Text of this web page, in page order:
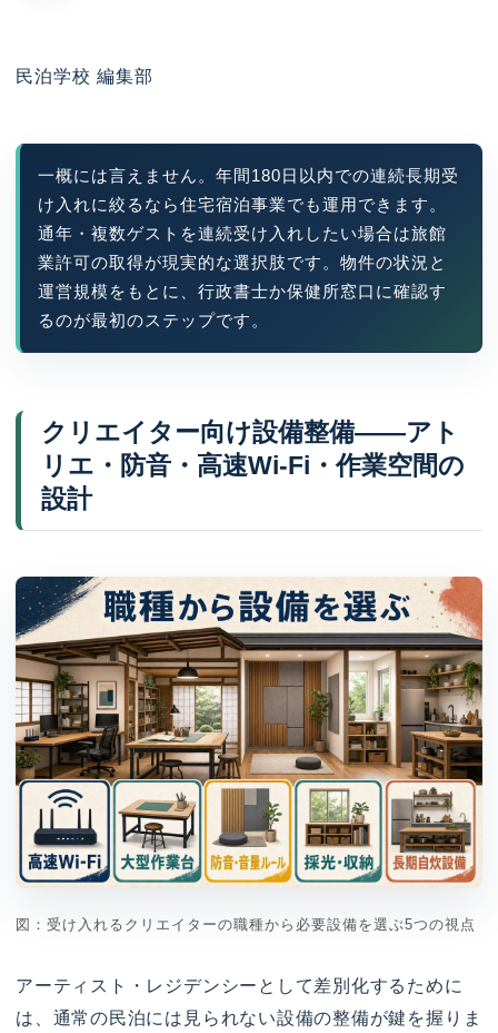
民泊学校 編集部
一概には言えません。年間180日以内での連続長期受
け入れに絞るなら住宅宿泊事業でも運用できます。
通年・複数ゲストを連続受け入れしたい場合は旅館
業許可の取得が現実的な選択肢です。物件の状況と
運営規模をもとに、行政書士か保健所窓口に確認す
るのが最初のステップです。
クリエイター向け設備整備——アト
リエ・防音・高速Wi-Fi・作業空間の
設計
図：受け入れるクリエイターの職種から必要設備を選ぶ5つの視点
アーティスト・レジデンシーとして差別化するために
は、通常の民泊には見られない設備の整備が鍵を握りま